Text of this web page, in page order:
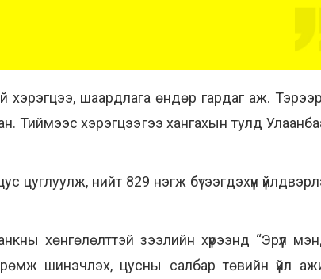
хэрэгцээ, шаардлага өндөр гардаг аж.
Тиймээс хэрэгцээгээ хангахын тулд
нийт 829 нэгж бүтээгдэхүүн
хөнгөлөлттэй зээлийн хүрээнд “Эрүүл
шинэчлэх, цусны салбар төвийн үйл